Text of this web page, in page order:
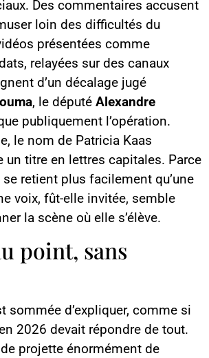
Des commentaires accusent
loin des difficultés du
présentées comme
relayées sur des canaux
d’un décalage jugé
, le député Alexandre
publiquement l’opération.
le nom de Patricia Kaas
un titre en lettres capitales. Parce
se retient plus facilement qu’une
voix, fût-elle invitée, semble
la scène où elle s’élève.
point, sans
sommée d’expliquer, comme si
2026 devait répondre de tout.
projette énormément de